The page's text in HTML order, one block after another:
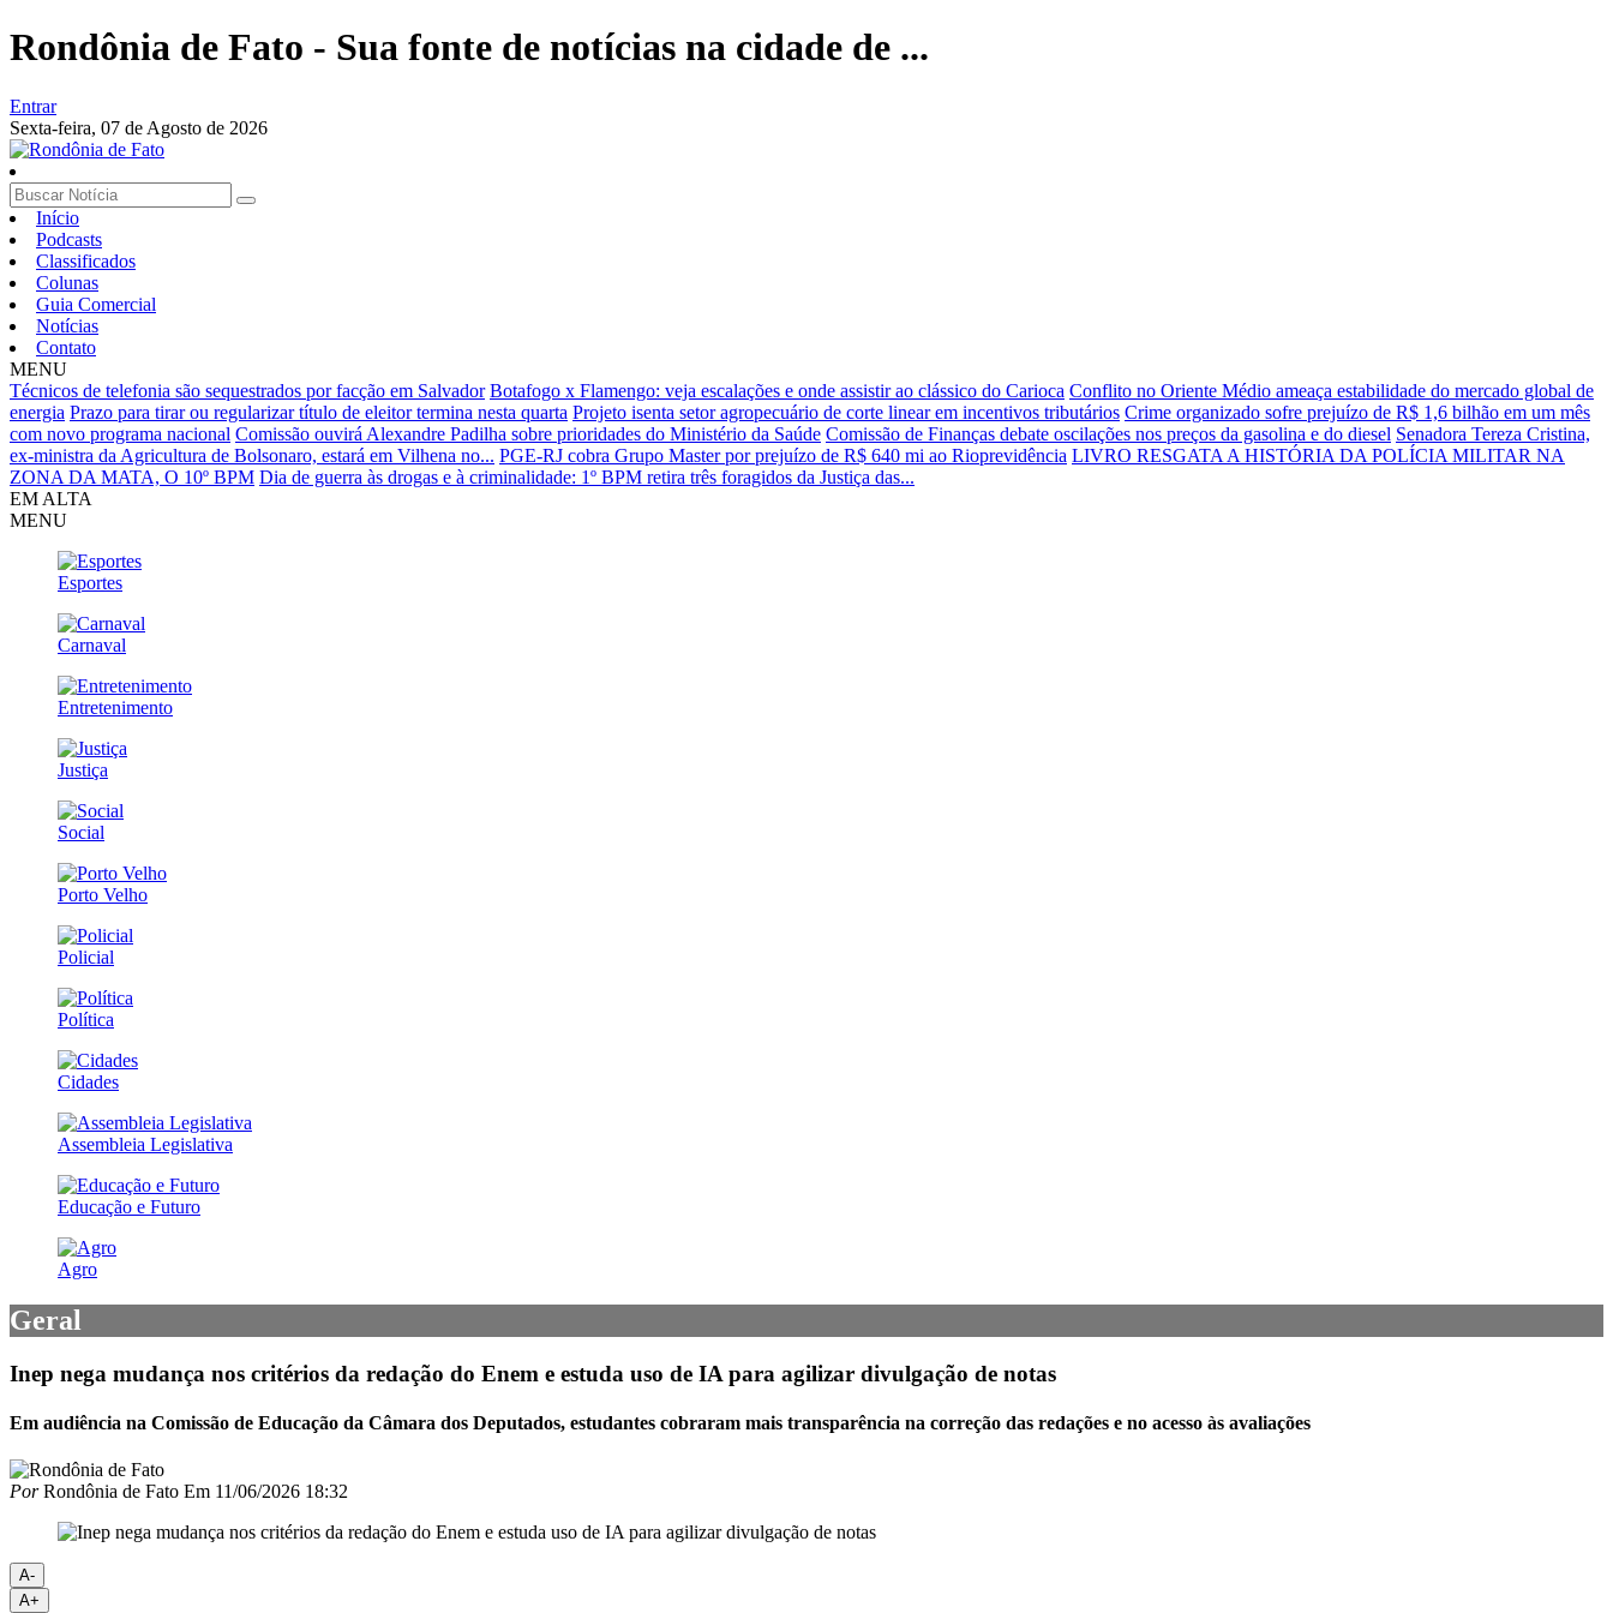
Rondônia de Fato - Sua fonte de notícias na cidade de ...
Entrar
Sexta-feira, 07 de Agosto de 2026
Início
Podcasts
Classificados
Colunas
Guia Comercial
Notícias
Contato
MENU
Técnicos de telefonia são sequestrados por facção em Salvador Botafogo x Flamengo: veja escalações e onde assistir ao clássico do Carioca Conflito no Oriente Médio ameaça estabilidade do mercado global de
energia Prazo para tirar ou regularizar título de eleitor termina nesta quarta Projeto isenta setor agropecuário de corte linear em incentivos tributários Crime organizado sofre prejuízo de R$ 1,6 bilhão em um mês
com novo programa nacional Comissão ouvirá Alexandre Padilha sobre prioridades do Ministério da Saúde Comissão de Finanças debate oscilações nos preços da gasolina e do diesel Senadora Tereza Cristina,
ex-ministra da Agricultura de Bolsonaro, estará em Vilhena no... PGE-RJ cobra Grupo Master por prejuízo de R$ 640 mi ao Rioprevidência LIVRO RESGATA A HISTÓRIA DA POLÍCIA MILITAR NA
ZONA DA MATA, O 10º BPM Dia de guerra às drogas e à criminalidade: 1º BPM retira três foragidos da Justiça das...
EM ALTA
MENU
Esportes
Carnaval
Entretenimento
Justiça
Social
Porto Velho
Policial
Política
Cidades
Assembleia Legislativa
Educação e Futuro
Agro
Geral
Inep nega mudança nos critérios da redação do Enem e estuda uso de IA para agilizar divulgação de notas
Em audiência na Comissão de Educação da Câmara dos Deputados, estudantes cobraram mais transparência na correção das redações e no acesso às avaliações
PorRondônia de Fato Em 11/06/2026 18:32
A-
A+